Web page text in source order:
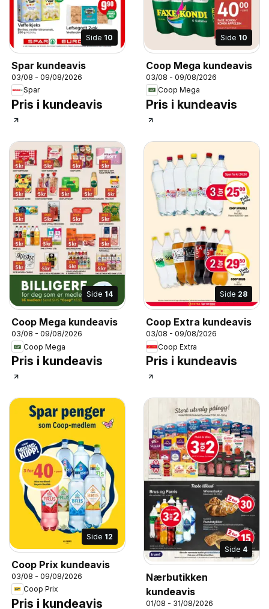
Side 10
Spar kundeavis
03/08 - 09/08/2026
Spar
Pris i kundeavis
Side 10
Coop Mega kundeavis
03/08 - 09/08/2026
Coop Mega
Pris i kundeavis
Side 14
Coop Mega kundeavis
03/08 - 09/08/2026
Coop Mega
Pris i kundeavis
Side 28
Coop Extra kundeavis
03/08 - 09/08/2026
Coop Extra
Pris i kundeavis
Side 12
Coop Prix kundeavis
03/08 - 09/08/2026
Coop Prix
Pris i kundeavis
Side 4
Nærbutikken
kundeavis
01/08 - 31/08/2026